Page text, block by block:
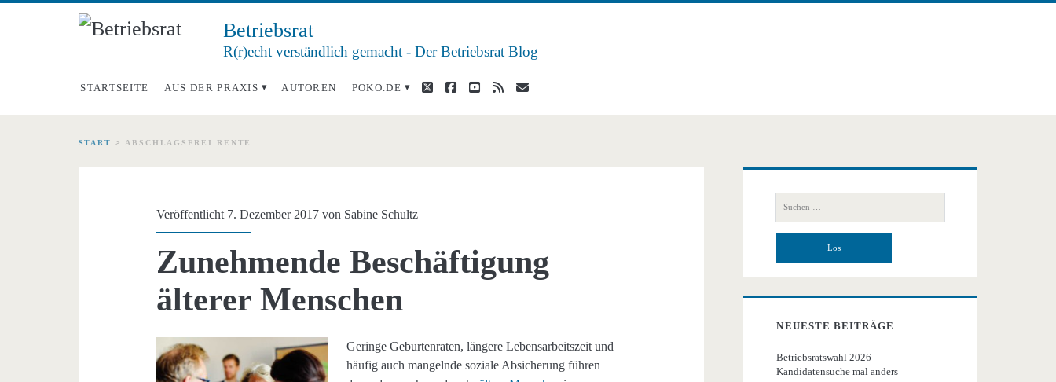
Betriebsrat
R(r)echt verständlich gemacht - Der Betriebsrat Blog
STARTSEITE AUS DER PRAXIS AUTOREN POKO.DE twitterfacebook
youtube
rss E-
START > ABSCHLAGSFREI RENTE
<span>abschlagsfrei
Rente</span>
Veröffentlicht 7. Dezember 2017 von Sabine Schultz
Zunehmende Beschäftigung
älterer Menschen
Geringe Geburtenraten, längere Lebensarbeitszeit und
häufig auch mangelnde soziale Absicherung führen
Primäre
Seitenleiste
nach:
NEUESTE BEITRÄGE
Betriebsratswahl 2026 –
Kandidatensuche mal anders